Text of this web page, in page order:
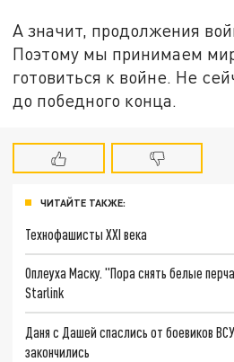
А значит, продолжения
Поэтому мы принимаем
готовиться к войне. Не
до победного конца.
ЧИТАЙТЕ ТАКЖЕ:
Технофашисты XXI века
Оплеуха Маску. "Пора снять белые
Starlink
Даня с Дашей спаслись от боевиков
закончились